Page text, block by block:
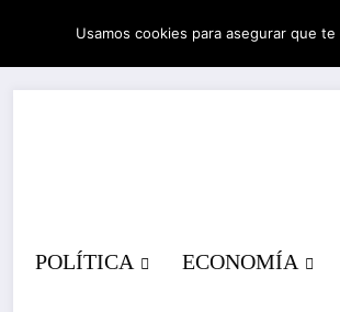
contenido
08/08/2026 9:07:54
POLÍTICA ECONOMÍA
Usamos cookies para asegurar que